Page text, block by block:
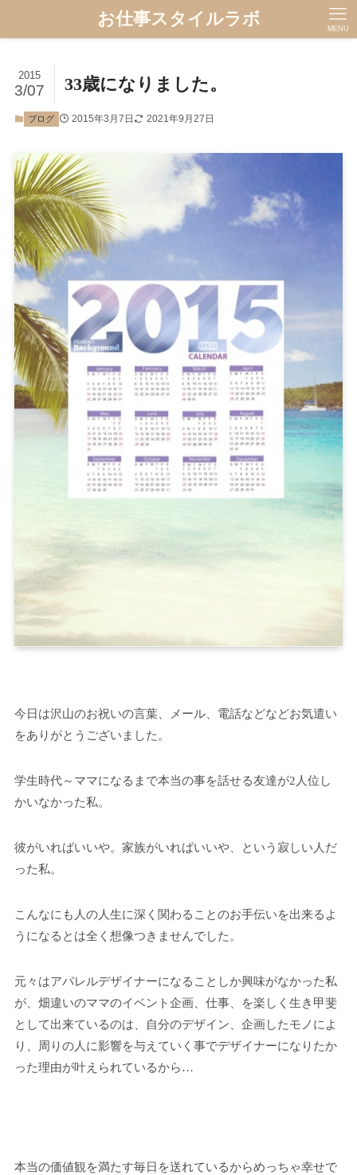
お仕事スタイルラボ MENU
33歳になりました。
2015
3/07
ブログ 2015年3月7日 2021年9月27日
今日は沢山のお祝いの言葉、メール、電話などなどお気遣い
をありがとうございました。
学生時代～ママになるまで本当の事を話せる友達が2人位し
かいなかった私。
彼がいればいいや。家族がいればいいや、という寂しい人だ
った私。
こんなにも人の人生に深く関わることのお手伝いを出来るよ
うになるとは全く想像つきませんでした。
元々はアパレルデザイナーになることしか興味がなかった私
が、畑違いのママのイベント企画、仕事、を楽しく生き甲斐
として出来ているのは、自分のデザイン、企画したモノによ
り、周りの人に影響を与えていく事でデザイナーになりたか
った理由が叶えられているから…
本当の価値観を満たす毎日を送れているからめっちゃ幸せで